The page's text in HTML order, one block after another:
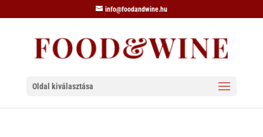
info@foodandwine.hu
Oldal kiválasztása